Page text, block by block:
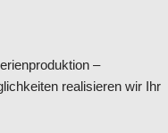
–
realisieren wir Ihr